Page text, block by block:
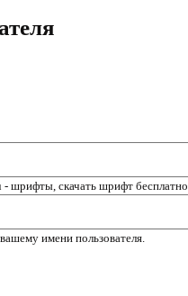
шрифты, скачать шрифт бесплатно.
имени пользователя.